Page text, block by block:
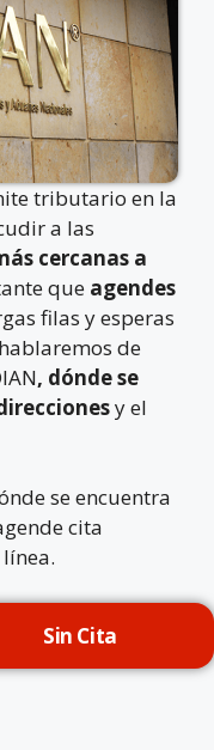
tributario en la
a las
cercanas a
que agendes
filas y esperas
de
, dónde se
y el
se encuentra
cita
Sin Cita